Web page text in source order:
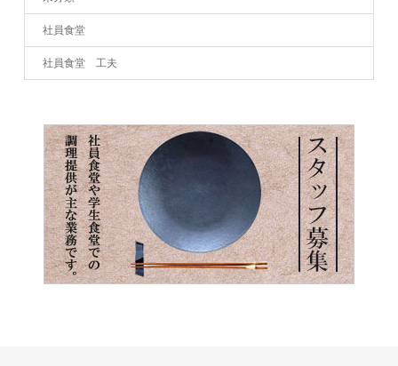
社員食堂
社員食堂 工夫